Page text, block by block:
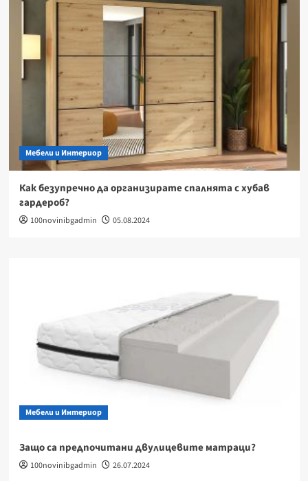
Мебели и Интериор
Как безупречно да организирате спалнята с хубав
гардероб?
100novinibgadmin 05.08.2024
Мебели и Интериор
Защо са предпочитани двулицевите матраци?
100novinibgadmin 26.07.2024